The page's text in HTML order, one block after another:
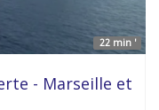
22 min '
- Marseille et